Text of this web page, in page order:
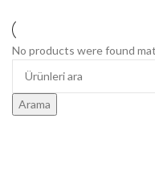
No products were found
Arama